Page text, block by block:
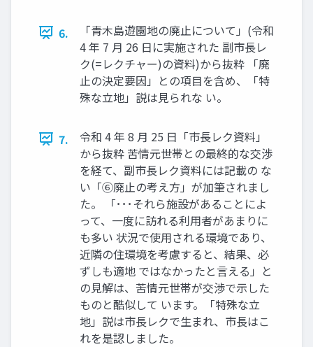
6.
「青木島遊園地の廃止について」(令和
4 年 7 月 26 日に実施された 副市長レ
ク(=レクチャー)の資料)から抜粋 「廃
止の決定要因」との項目を含め、「特
殊な立地」説は見られな い。
7.
令和 4 年 8 月 25 日「市長レク資料」
から抜粋 苦情元世帯との最終的な交渉
を経て、副市長レク資料には記載の な
い「⑥廃止の考え方」が加筆されまし
た。 「･･･それら施設があることによ
って、一度に訪れる利用者があまりに
も多い 状況で使用される環境であり、
近隣の住環境を考慮すると、結果、必
ずしも適地 ではなかったと言える」と
の見解は、苦情元世帯が交渉で示した
ものと酷似して います。「特殊な立
地」説は市長レクで生まれ、市長はこ
れを是認しました。